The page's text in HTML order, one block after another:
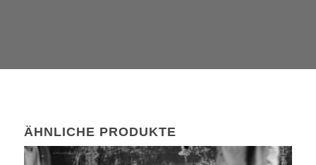
ÄHNLICHE PRODUKTE